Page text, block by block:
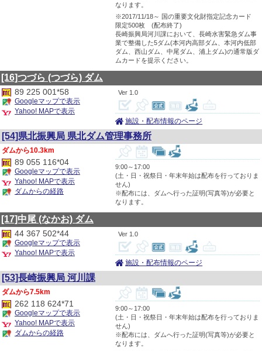
なります。
※2017/11/18～ 国の重要文化財指定記念カード
限定500枚 (配布終了)
長崎振興局河川課において、長崎水害緊急ダム事
業で整備した5ダム(本河内高部ダム、本河内低部
ダム、西山ダム、中尾ダム、浦上ダム)の通常版ダ
ムカードを提示ください。
[16]つづら (つづら) ダム
1.0
施設・配布情報のページ
89 225 001*58
Googleマップで表示
Yahoo! MAPで表示
[54]県北振興局 県北ダム管理事務所
9:00～17:00
(土・日・祝祭日・年末年始は配布を行っておりま
せん)
※配布には、ダムへ行った証明(写真等)が必要と
なります。
10.3km
89 055 116*04
Googleマップで表示
Yahoo! MAPで表示
ダムからの経路
[17]中尾 (なかお) ダム
1.0
施設・配布情報のページ
44 367 502*44
Googleマップで表示
Yahoo! MAPで表示
[53]長崎振興局 河川課
9:00～17:00
(土・日・祝祭日・年末年始は配布を行っておりま
せん)
※配布には、ダムへ行った証明(写真等)が必要と
なります。
7.5km
262 118 624*71
Googleマップで表示
Yahoo! MAPで表示
ダムからの経路